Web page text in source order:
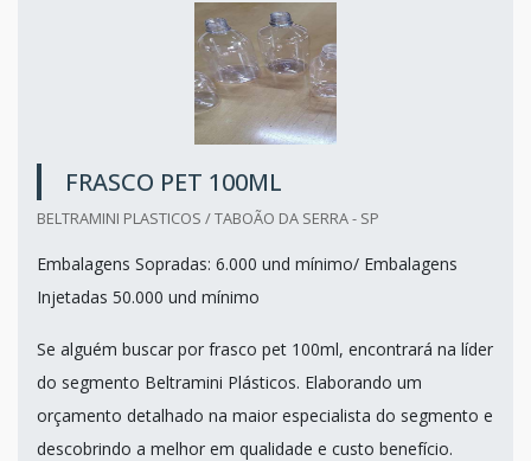
FRASCO PET 100ML
BELTRAMINI PLASTICOS / TABOÃO DA SERRA - SP
Embalagens Sopradas: 6.000 und mínimo/ Embalagens
Injetadas 50.000 und mínimo
Se alguém buscar por frasco pet 100ml, encontrará na líder
do segmento Beltramini Plásticos. Elaborando um
orçamento detalhado na maior especialista do segmento e
descobrindo a melhor em qualidade e custo benefício.